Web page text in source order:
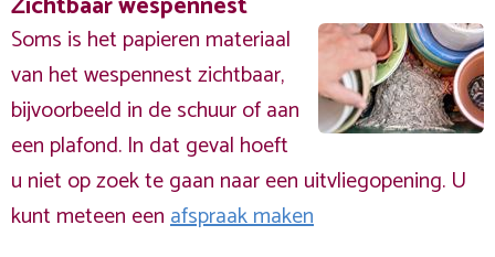
Soms is het papieren materiaal
van het wespennest zichtbaar,
bijvoorbeeld in de schuur of aan
een plafond. In dat geval hoeft
u niet op zoek te gaan naar een uitvliegopening. U
kunt meteen eenafspraak maken